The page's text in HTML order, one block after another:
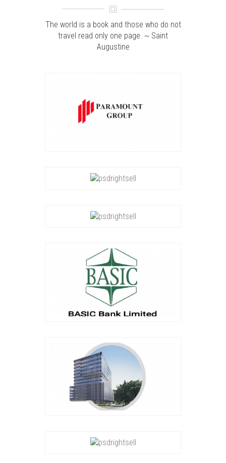
The world is a book and those who do not
travel read only one page. ~ Saint
Augustine